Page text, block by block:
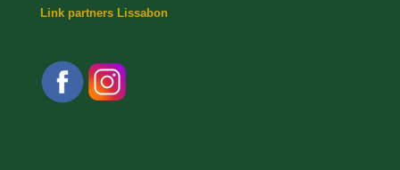
Link partners Lissabon